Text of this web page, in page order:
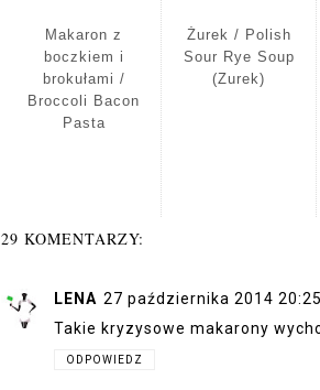
Makaron z
boczkiem i
brokułami /
Broccoli Bacon
Pasta
Żurek / Polish
Sour Rye Soup
(Zurek)
29 KOMENTARZY:
LENA 27 października 2014 20:25
Takie kryzysowe makarony
ODPOWIEDZ